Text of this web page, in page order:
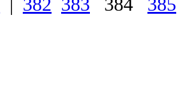
| 382 383 384 385